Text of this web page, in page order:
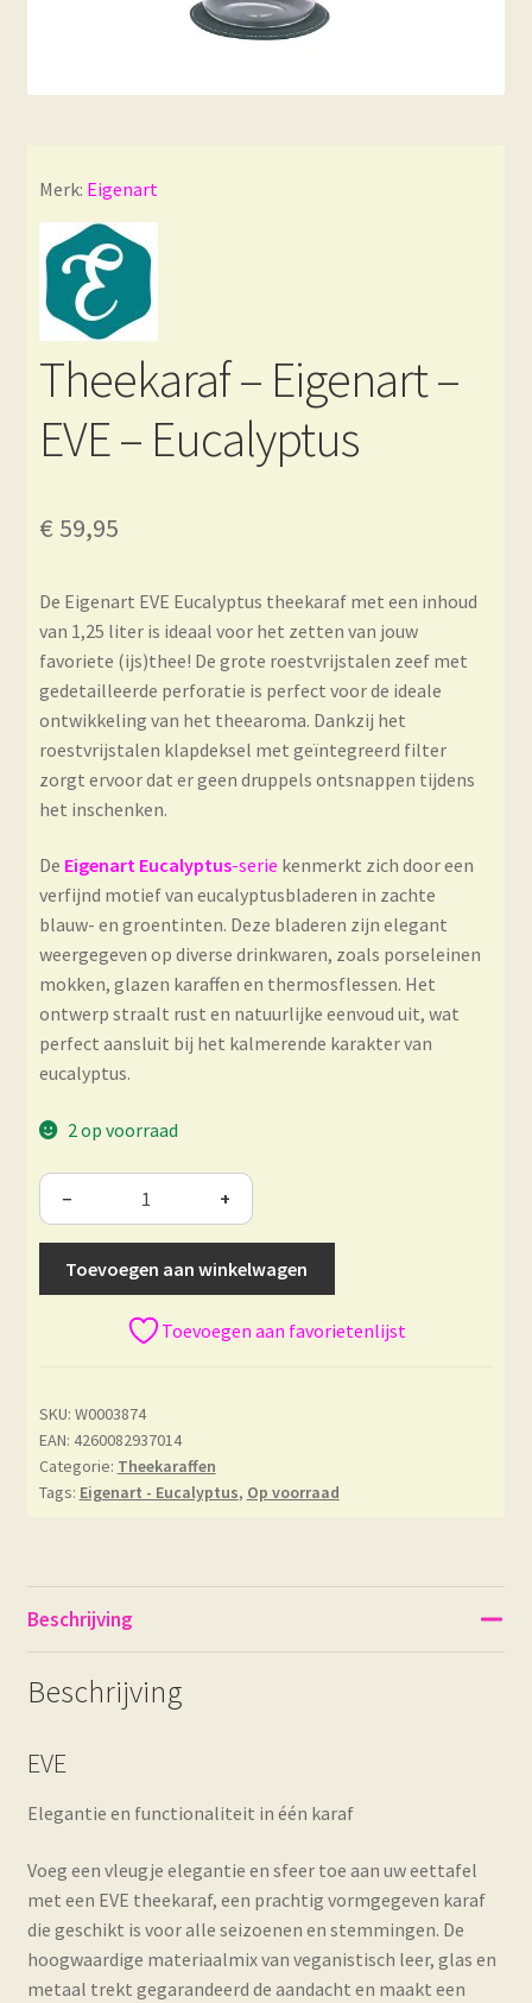
Merk: Eigenart
Theekaraf – Eigenart –
EVE – Eucalyptus
€ 59,95
De Eigenart EVE Eucalyptus theekaraf met een inhoud
van 1,25 liter is ideaal voor het zetten van jouw
favoriete (ijs)thee! De grote roestvrijstalen zeef met
gedetailleerde perforatie is perfect voor de ideale
ontwikkeling van het theearoma. Dankzij het
roestvrijstalen klapdeksel met geïntegreerd filter
zorgt ervoor dat er geen druppels ontsnappen tijdens
het inschenken.
De Eigenart Eucalyptus-serie kenmerkt zich door een
verfijnd motief van eucalyptusbladeren in zachte
blauw- en groentinten. Deze bladeren zijn elegant
weergegeven op diverse drinkwaren, zoals porseleinen
mokken, glazen karaffen en thermosflessen. Het
ontwerp straalt rust en natuurlijke eenvoud uit, wat
perfect aansluit bij het kalmerende karakter van
eucalyptus.
2 op voorraad
− +
Toevoegen aan winkelwagen
Toevoegen aan favorietenlijst
SKU: W0003874
EAN: 4260082937014
Categorie: Theekaraffen
Tags: Eigenart - Eucalyptus, Op voorraad
Beschrijving
Beschrijving
EVE
Elegantie en functionaliteit in één karaf
Voeg een vleugje elegantie en sfeer toe aan uw eettafel
met een EVE theekaraf, een prachtig vormgegeven karaf
die geschikt is voor alle seizoenen en stemmingen. De
hoogwaardige materiaalmix van veganistisch leer, glas en
metaal trekt gegarandeerd de aandacht en maakt een